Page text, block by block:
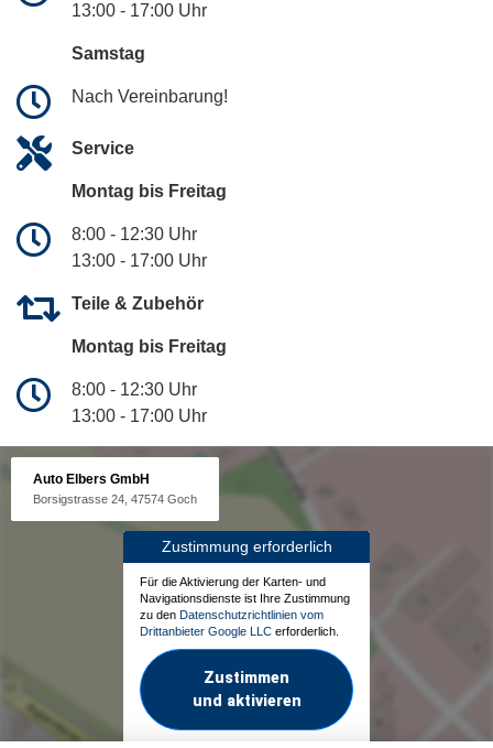
13:00 - 17:00 Uhr
Samstag
Nach Vereinbarung!
Service
Montag bis Freitag
8:00 - 12:30 Uhr
13:00 - 17:00 Uhr
Teile & Zubehör
Montag bis Freitag
8:00 - 12:30 Uhr
13:00 - 17:00 Uhr
Auto Elbers GmbH
Borsigstrasse 24, 47574 Goch
Zustimmung erforderlich
Für die Aktivierung der Karten- und
Navigationsdienste ist Ihre Zustimmung
zu den Datenschutzrichtlinien vom
Drittanbieter Google LLC erforderlich.
Zustimmen
und aktivieren